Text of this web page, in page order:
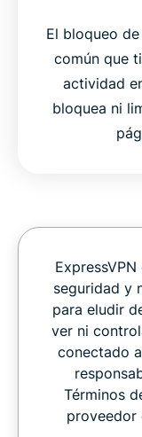
El bloqueo
común que
actividad
bloquea ni
seguridad y
para eludir
ver ni
conectado
Términos
proveedor